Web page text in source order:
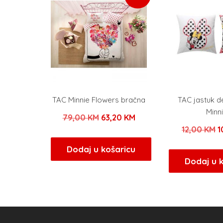
TAC Minnie Flowers bračna
79,00KM Izvorna
bila
je:
63,20 KMTrenutna
je:
63,20 KM.
Dodaj u košaricu
TAC jastuk
12,00KM
Dodaj u